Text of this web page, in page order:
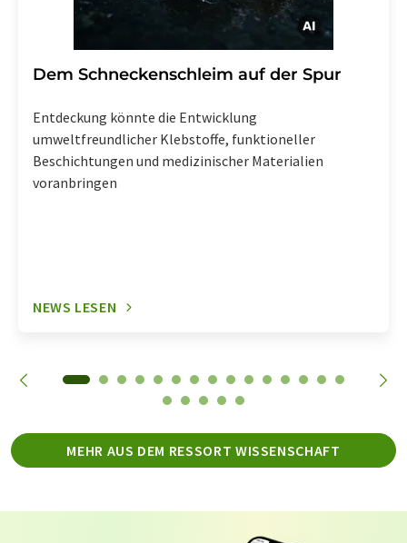
Dem Schneckenschleim auf der Spur
Entdeckung könnte die Entwicklung
umweltfreundlicher Klebstoffe, funktioneller
Beschichtungen und medizinischer Materialien
voranbringen
NEWS LESEN
MEHR AUS DEM RESSORT WISSENSCHAFT